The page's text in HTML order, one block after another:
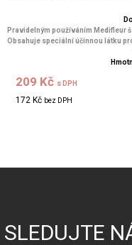
Pravidelným používáním Medifleur
Obsahuje speciální účinnou látku
209 Kč s DPH
172 Kč bez DPH
SLEDUJTE